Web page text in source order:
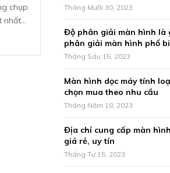
chụp
Tháng Mười 30, 2023
Độ phân giải màn hình là
phân giải màn hình phổ
Tháng Sáu 15, 2023
Màn hình dọc máy tính
chọn mua theo nhu cầu
Tháng Năm 18, 2023
Địa chỉ cung cấp màn
giá rẻ, uy tín
Tháng Tư 15, 2023